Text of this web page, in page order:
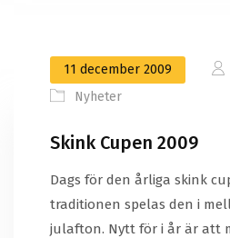
11 december 2009
Nyheter
Skink Cupen 2009
Dags för den årliga skink
traditionen spelas den i
julafton. Nytt för i år är att